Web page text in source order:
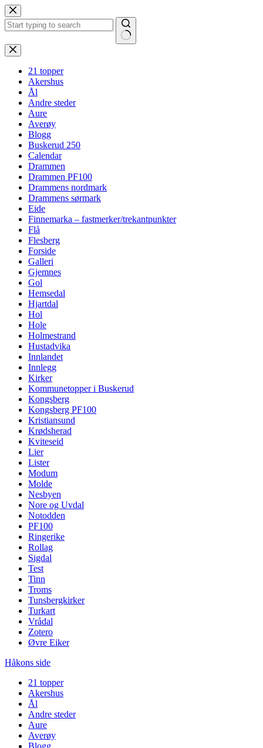
Hopp
til
innholdet
Ingen
resultater
21 topper
Akershus
Ål
Andre steder
Aure
Averøy
Blogg
Buskerud 250
Calendar
Drammen
Drammen PF100
Drammens nordmark
Drammens sørmark
Eide
Finnemarka – fastmerker/trekantpunkter
Flå
Flesberg
Forside
Galleri
Gjemnes
Gol
Hemsedal
Hjartdal
Hol
Hole
Holmestrand
Hustadvika
Innlandet
Innlegg
Kirker
Kommunetopper i Buskerud
Kongsberg
Kongsberg PF100
Kristiansund
Krødsherad
Kviteseid
Lier
Lister
Modum
Molde
Nesbyen
Nore og Uvdal
Notodden
PF100
Ringerike
Rollag
Sigdal
Test
Tinn
Troms
Tunsbergkirker
Turkart
Vrådal
Zotero
Øvre Eiker
Håkons side
21 topper
Akershus
Ål
Andre steder
Aure
Averøy
Blogg